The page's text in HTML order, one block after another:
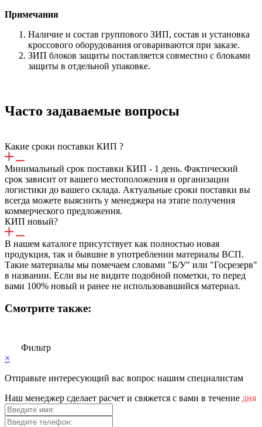
Примечания
Наличие и состав группового ЗИП, состав и установка
кроссового оборудования оговариваются при заказе.
ЗИП блоков защиты поставляется совместно с блоками
защиты в отдельной упаковке.
Часто задаваемые вопросы
Какие сроки поставки КИП ?
Минимальный срок поставки КИП - 1 день. Фактический
срок зависит от вашего местоположения и организации
логистики до вашего склада. Актуальные сроки поставки вы
всегда можете выяснить у менеджера на этапе получения
коммерческого предложения.
КИП новый?
В нашем каталоге присутствует как полностью новая
продукция, так и бывшие в употреблении материалы ВСП.
Такие материалы мы помечаем словами "Б/У" или "Госрезерв"
в названии. Если вы не видите подобной пометки, то перед
вами 100% новый и ранее не использовавшийся материал.
Смотрите также:
Фильтр
×
Отправьте интересующий вас вопрос нашим специалистам
Haш мeнeджep cдeлaeт pacчeт и cвяжeтcя c вaми в тeчeниe дня